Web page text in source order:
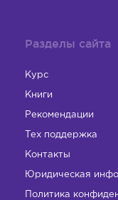
Разделы сайта
Курс
Книги
Рекомендации
Тех поддержка
Контакты
Юридическая
Политика